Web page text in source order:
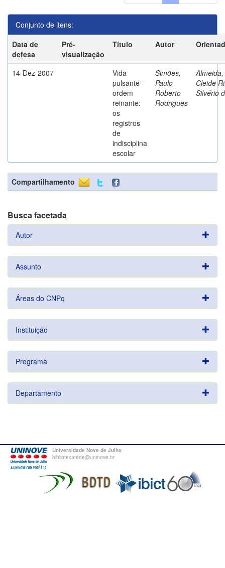
Conjunto de itens:
Data de
defesa
Pré-
visualização
Título Autor
14-Dez-2007
Vida
pulsante -
ordem
reinante:
os
registros
de
indisciplina
escolar
Simões,
Paulo
Roberto
Rodrigues
Almeida,
Cleide
Silvério
Compartilhamento
Busca facetada
Autor
Assunto
Áreas do CNPq
Instituição
Programa
Departamento
Universidade Nove de Julho
bibliotecatede@uninove.br